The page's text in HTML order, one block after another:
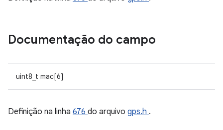
Documentação do campo
uint8_t mac[6]
Definição na linha 676 do arquivo gps.h .